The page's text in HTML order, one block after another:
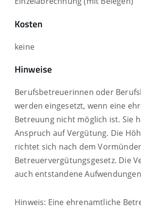
Kosten
keine
Hinweise
Berufsbetreuerinnen oder
werden eingesetzt, wenn eine
Betreuung nicht möglich ist. Sie
Anspruch auf Vergütung. Die
richtet sich nach dem
Betreuervergütungsgesetz. Die
auch entstandene
Hinweis: Eine ehrenamtliche